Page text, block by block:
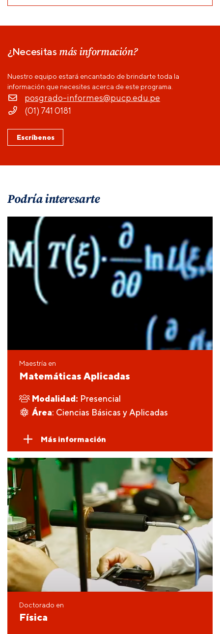
¿Necesitas más información?
Nuestro equipo estará encantado de brindarte toda la
información que necesites acerca de este programa.
posgrado-informes@pucp.edu.pe
(01) 741 0181
Escríbenos
Podría interesarte
Maestría en
Matemáticas Aplicadas
Modalidad: Presencial
Área: Ciencias Básicas y Aplicadas
Más información
Doctorado en
Física